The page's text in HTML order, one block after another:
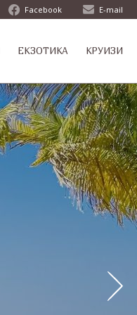
Facebook E-mail
ЕКЗОТИКА КРУИЗИ